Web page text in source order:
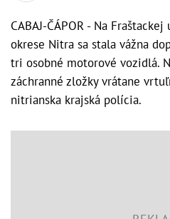
CABAJ-ČÁPOR - Na
okrese Nitra sa stala vážna
tri osobné motorové vozidlá.
záchranné zložky vrátane
nitrianska krajská polícia.